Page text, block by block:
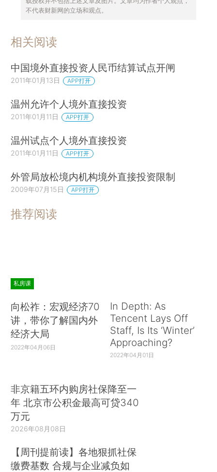
不代表财新网的立场和观点。
相关阅读
中国境外直接投资人民币结算试点开闸
2011年01月13日 APP打开
温州允许个人境外直接投资
2011年01月11日 APP打开
温州试点个人境外直接投资
2011年01月11日 APP打开
外管局放松境内机构境外直接投资限制
2009年07月15日 APP打开
推荐阅读
私房课
向松祚：宏观经济70
讲，带你了解国内外
经济大局
2022年04月06日
In Depth: As
Tencent Lays Off
Staff, Is Its ‘Winter’
Approaching?
2022年04月01日
非京籍五环内购房社保降至一
年 北京市公积金最高可贷340
万元
2026年08月08日
【周刊提前读】各地狠抓社保
缴费基数 合规与企业减负如